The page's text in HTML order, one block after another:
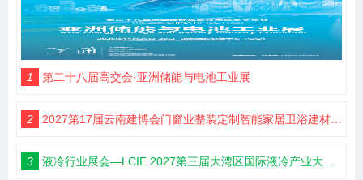
1 第二十八届高交会·亚洲储能与电池工业展
2 2027第17届云南建博会门窗业整装定制智能家居卫浴建材展会
3 液冷行业展会—LCIE 2027第三届大湾区国际液冷产业大会暨展览会（深圳）